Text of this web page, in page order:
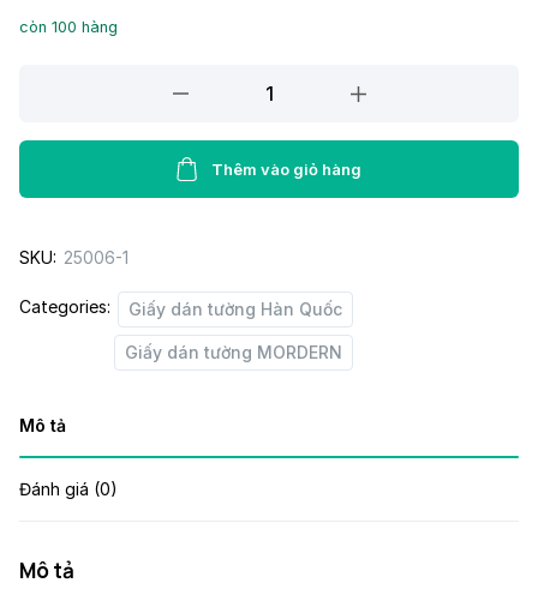
còn 100 hàng
Tường
25006-
quantity
Thêm vào giỏ hàng
SKU: 25006-1
Categories: Giấy dán tường Hàn Quốc
Giấy dán tường MORDERN
Mô tả
Đánh giá (0)
Mô tả